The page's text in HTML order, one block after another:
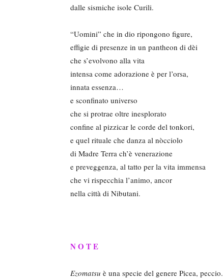
dalle sismiche isole Curili.
“Uomini” che in dio ripongono figure,
effigie di presenze in un pantheon di dèi
che s’evolvono alla vita
intensa come adorazione è per l’orsa,
innata essenza…
e sconfinato universo
che si protrae oltre inesplorato
confine al pizzicar le corde del tonkori,
e quel rituale che danza al nòcciolo
di Madre Terra ch’è venerazione
e preveggenza, al tatto per la vita immensa
che vi rispecchia l’animo, ancor
nella città di Nibutani.
N O T E
Ezomatsu è una specie del genere Picea, peccio.